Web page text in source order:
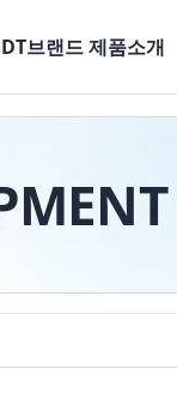
브랜드 제품소개